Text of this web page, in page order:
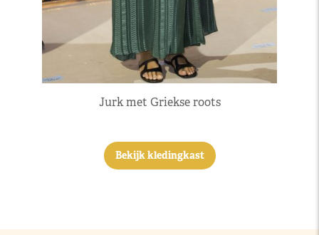
Jurk met Griekse roots
Bekijk kledingkast